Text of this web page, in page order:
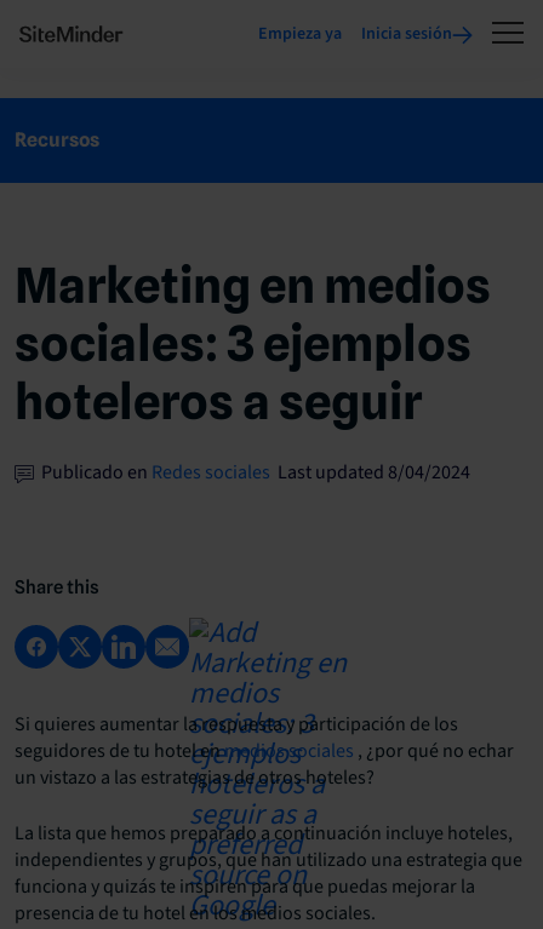
Empieza ya Inicia sesión
Recursos
Marketing en medios
sociales: 3 ejemplos
hoteleros a seguir
Publicado en Redes sociales Last updated 8/04/2024
Share this
Si quieres aumentar la respuesta y participación de los
seguidores de tu hotel enmedios sociales , ¿por qué no echar
un vistazo a las estrategias de otros hoteles?
La lista que hemos preparado a continuación incluye hoteles,
independientes y grupos, que han utilizado una estrategia que
funciona y quizás te inspiren para que puedas mejorar la
presencia de tu hotel en los medios sociales.